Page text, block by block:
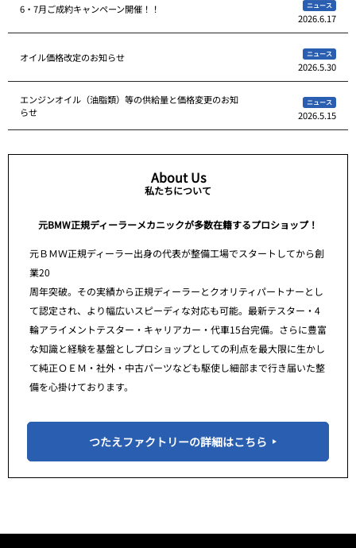
6・7月ご成約キャンペーン開催！！ ニュース
2026.6.17
オイル価格改定のお知らせ ニュース
2026.5.30
エンジンオイル（油脂類）等の供給量と価格変更のお知
らせ
ニュース
2026.5.15
About Us
私たちについて
元BMW正規ディーラーメカニックが多数在籍するプロショップ！
元ＢＭＷ正規ディーラー出身の代表が整備工場でスタートしてから創
業20
周年突破。その実績から正規ディーラーとクオリティパートナーとし
て認定され、より幅広いスピーディな対応も可能。最新テスター・4
輪アライメントテスター・キャリアカー・代車15台完備。さらに豊富
な知識と経験を基盤としプロショップとしての利点を最大限に生かし
て純正ＯＥＭ・社外・中古パーツなども駆使し細部まで行き届いた整
備を心掛けております。
つたえファクトリーの詳細はこちら